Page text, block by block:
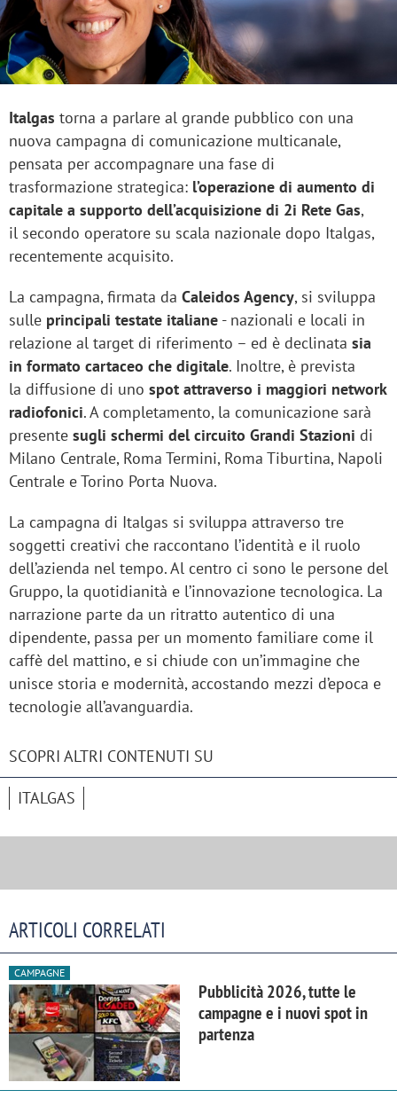
Italgas torna a parlare al grande pubblico con una
nuova campagna di comunicazione multicanale,
pensata per accompagnare una fase di
trasformazione strategica: l’operazione di aumento di
capitale a supporto dell’acquisizione di 2i Rete Gas,
il secondo operatore su scala nazionale dopo Italgas,
recentemente acquisito.
La campagna, firmata da Caleidos Agency, si sviluppa
sulle principali testate italiane - nazionali e locali in
relazione al target di riferimento – ed è declinata sia
in formato cartaceo che digitale. Inoltre, è prevista
la diffusione di uno spot attraverso i maggiori network
radiofonici. A completamento, la comunicazione sarà
presente sugli schermi del circuito Grandi Stazioni di
Milano Centrale, Roma Termini, Roma Tiburtina, Napoli
Centrale e Torino Porta Nuova.
La campagna di Italgas si sviluppa attraverso tre
soggetti creativi che raccontano l’identità e il ruolo
dell’azienda nel tempo. Al centro ci sono le persone del
Gruppo, la quotidianità e l’innovazione tecnologica. La
narrazione parte da un ritratto autentico di una
dipendente, passa per un momento familiare come il
caffè del mattino, e si chiude con un’immagine che
unisce storia e modernità, accostando mezzi d’epoca e
tecnologie all’avanguardia.
SCOPRI ALTRI CONTENUTI SU
ITALGAS
ARTICOLI CORRELATI
CAMPAGNE
Pubblicità 2026, tutte le
campagne e i nuovi spot in
partenza